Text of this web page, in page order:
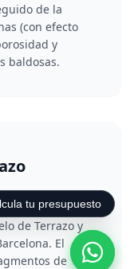
de la
(con efecto
y
baldosas.
de Terrazo y
El
de
tu presupuesto